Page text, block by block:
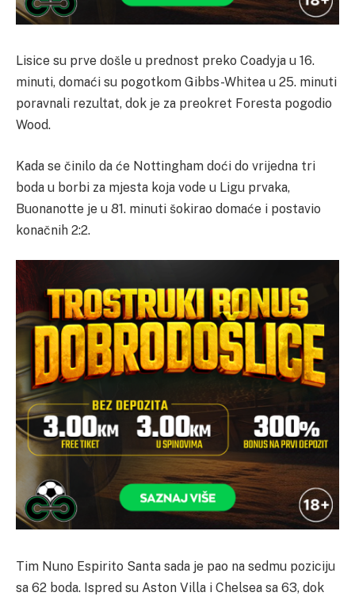
Lisice su prve došle u prednost preko Coadyja u 16.
minuti, domaći su pogotkom Gibbs-Whitea u 25. minuti
poravnali rezultat, dok je za preokret Foresta pogodio
Wood.
Kada se činilo da će Nottingham doći do vrijedna tri
boda u borbi za mjesta koja vode u Ligu prvaka,
Buonanotte je u 81. minuti šokirao domaće i postavio
konačnih 2:2.
Tim Nuno Espirito Santa sada je pao na sedmu poziciju
sa 62 boda. Ispred su Aston Villa i Chelsea sa 63, dok